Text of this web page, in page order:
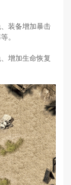
装备增加暴击
。
增加生命恢复